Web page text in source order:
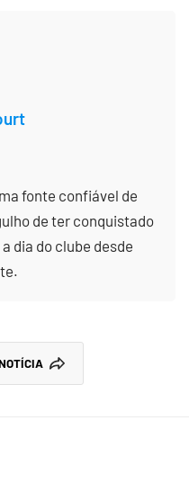
fonte confiável de
de ter conquistado
dia do clube desde